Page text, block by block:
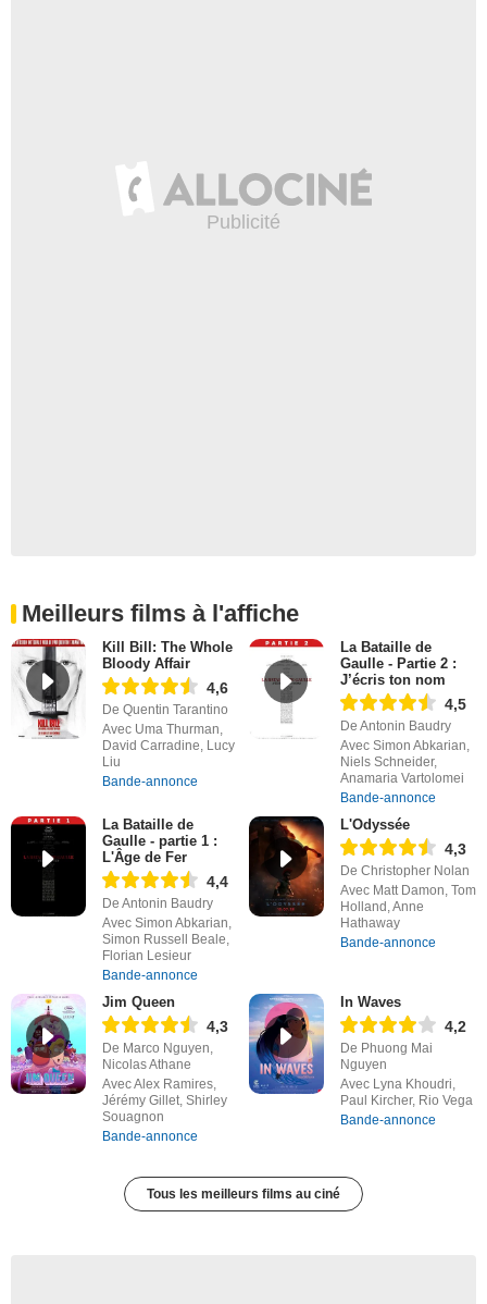
Meilleurs films à l'affiche
Kill Bill: The Whole
Bloody Affair
4,6
De Quentin Tarantino
Avec Uma Thurman,
David Carradine, Lucy
Liu
Bande-annonce
La Bataille de
Gaulle - Partie 2 :
J’écris ton nom
4,5
De Antonin Baudry
Avec Simon Abkarian,
Niels Schneider,
Anamaria Vartolomei
Bande-annonce
La Bataille de
Gaulle - partie 1 :
L'Âge de Fer
4,4
De Antonin Baudry
Avec Simon Abkarian,
Simon Russell Beale,
Florian Lesieur
Bande-annonce
L'Odyssée
4,3
De Christopher Nolan
Avec Matt Damon, Tom
Holland, Anne
Hathaway
Bande-annonce
Jim Queen
4,3
De Marco Nguyen,
Nicolas Athane
Avec Alex Ramires,
Jérémy Gillet, Shirley
Souagnon
Bande-annonce
In Waves
4,2
De Phuong Mai
Nguyen
Avec Lyna Khoudri,
Paul Kircher, Rio Vega
Bande-annonce
Tous les meilleurs films au ciné